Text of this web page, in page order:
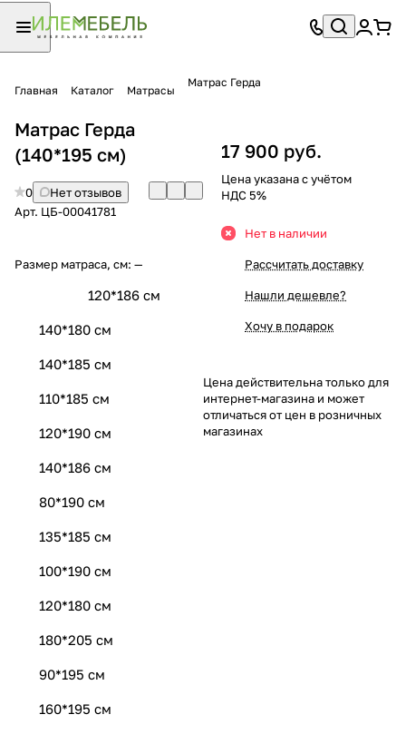
Главная Каталог Матрасы
Матрас Герда
Матрас Герда
(140*195 см)
0
Нет отзывов
Арт. ЦБ-00041781
Размер матраса, см: —
120*186 см
140*180 см
140*185 см
110*185 см
120*190 см
140*186 см
80*190 см
135*185 см
100*190 см
120*180 см
180*205 см
90*195 см
160*195 см
17 900 руб.
Цена указана с учётом
НДС 5%
Нет в наличии
Рассчитать доставку
Нашли дешевле?
Хочу в подарок
Цена действительна только для
интернет-магазина и может
отличаться от цен в розничных
магазинах